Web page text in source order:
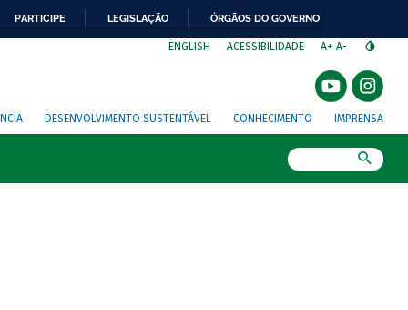
PARTICIPE LEGISLAÇÃO ÓRGÃOS DO GOVERNO
ENGLISH ACESSIBILIDADE A+ A-
DESENVOLVIMENTO SUSTENTÁVEL CONHECIMENTO IMPRENSA